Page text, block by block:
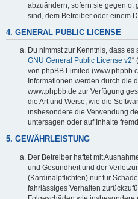
abzuändern, sofern sie gegen o.
sind, dem Betreiber oder einem
4. GENERAL PUBLIC LICENSE
Du nimmst zur Kenntnis, dass
GNU General Public License v2“
von phpBB Limited
Informationen werden durch die
www.phpbb.de zur Verfügung
die Art und Weise, wie die
insbesondere die Verwendung
untersagen oder auf Inhalte
5. GEWÄHRLEISTUNG
Der Betreiber haftet mit
und Gesundheit und der
(Kardinalpflichten) nur für
fahrlässiges Verhalten